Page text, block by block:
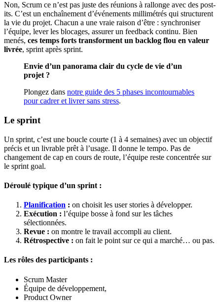
Non, Scrum ce n’est pas juste des réunions à rallonge avec des post-
its. C’est un enchaînement d’événements millimétrés qui structurent
la vie du projet. Chacun a une vraie raison d’être : synchroniser
l’équipe, lever les blocages, assurer un feedback continu. Bien
menés, ces temps forts transforment un backlog flou en valeur
livrée, sprint après sprint.
Envie d’un panorama clair du cycle de vie d’un
projet ?
Plongez dans notre guide des 5 phases incontournables
pour cadrer et livrer sans stress.
Le sprint
Un sprint, c’est une boucle courte (1 à 4 semaines) avec un objectif
précis et un livrable prêt à l’usage. Il donne le tempo. Pas de
changement de cap en cours de route, l’équipe reste concentrée sur
le sprint goal.
Déroulé typique d’un sprint :
Planification : on choisit les user stories à développer.
Exécution : l’équipe bosse à fond sur les tâches
sélectionnées.
Revue : on montre le travail accompli au client.
Rétrospective : on fait le point sur ce qui a marché… ou pas.
Les rôles des participants :
Scrum Master
Équipe de développement,
Product Owner